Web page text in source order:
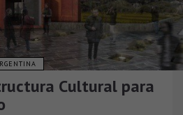
Cultural para